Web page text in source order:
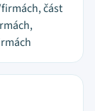
část